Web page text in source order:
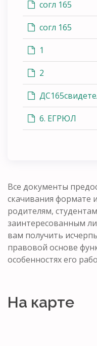
согл 165
согл 165
1
2
6. ЕГРЮЛ
Все документы
скачивания формате
родителям,
заинтересованным
вам получить
правовой основе
особенностях его
На карте